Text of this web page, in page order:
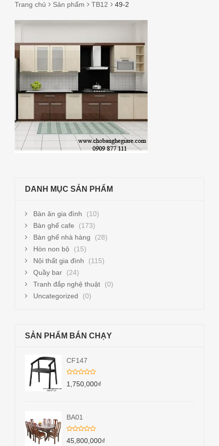
Trang chủ Sản phẩm TB12 49-2
49-
2
DANH MỤC SẢN PHẨM
Bàn ăn gia đình
(10)
Bàn ghế cafe
(173)
Bàn ghế nhà hàng
(28)
Hòn non bộ
(15)
Nội thất gia đình
(115)
Quầy bar
(24)
Tranh đắp nghệ thuật
(0)
Uncategorized
(0)
SẢN PHẨM BÁN CHẠY
CF147
1,750,000₫
BA01
45,800,000₫